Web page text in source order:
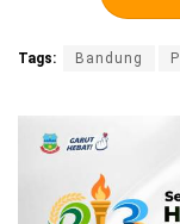
Tags: Bandung